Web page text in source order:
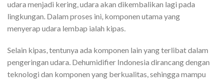
udara menjadi kering, udara akan dikembalikan lagi pada
lingkungan. Dalam proses ini, komponen utama yang
menyerap udara lembap ialah kipas.
Selain kipas, tentunya ada komponen lain yang terlibat dalam
pengeringan udara. Dehumidifier Indonesia dirancang dengan
teknologi dan komponen yang berkualitas, sehingga mampu